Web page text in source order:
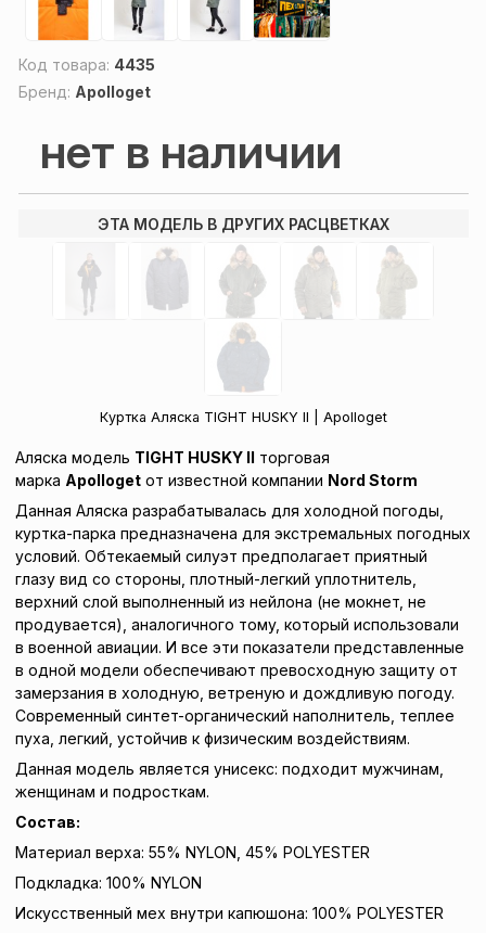
Код товара: 4435
Бренд: Apolloget
нет в наличии
ЭТА МОДЕЛЬ В ДРУГИХ РАСЦВЕТКАХ
Куртка Аляска TIGHT HUSKY ll | Apolloget
Аляска модель TIGHT HUSKY II
торговая
марка Apolloget от известной компании Nord Storm
Данная Аляска разрабатывалась для холодной погоды,
куртка-парка предназначена для экстремальных погодных
условий. Обтекаемый силуэт предполагает приятный
глазу вид со стороны, плотный-легкий уплотнитель,
верхний слой выполненный из нейлона (не мокнет, не
продувается), аналогичного тому, который использовали
в военной авиации. И все эти показатели представленные
в одной модели обеспечивают превосходную защиту от
замерзания в холодную, ветреную и дождливую погоду.
Современный синтет-органический наполнитель, теплее
пуха, легкий, устойчив к физическим воздействиям.
Данная модель является унисекс: подходит мужчинам,
женщинам и подросткам.
Состав:
Материал верха: 55% NYLON, 45% POLYESTER
Подкладка: 100% NYLON
Искусственный мех внутри капюшона: 100% POLYESTER